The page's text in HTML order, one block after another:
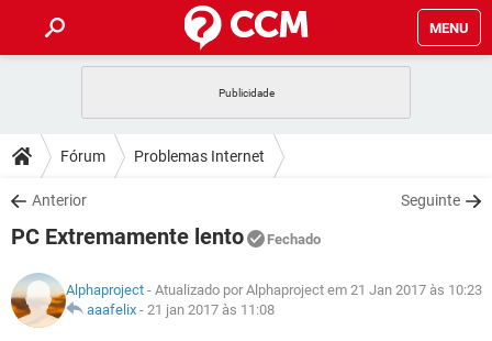
MENU
CELULAR FACEBOOK
OUTLOOK
INSTAGRAM GMAIL
GUIA DE COMPRAS
DICAS
JOGOS WHATSAPP
INSTAGRAM GMAIL
GUIA DE COMPRAS
DOWNLOADS
JOGOS WHATSAPP
CELULAR
OUTLOOK EXCEL
JOGOS WHATSAPP
CELULAR
GLOSSÁRIO
Fórum Problemas Internet
Anterior Seguinte
PC Extremamente lento Fechado
Alphaproject - Atualizado por Alphaproject em 21 Jan 2017 às 10:23
aaafelix - 21 jan 2017 às 11:08